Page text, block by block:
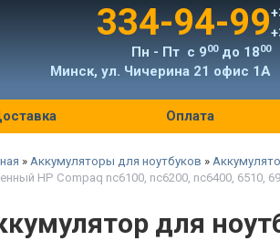
334-94-99
Пн - Пт с 900до 1800
Минск, ул. Чичерина 21 офис 1А
Оплата
» Аккумуляторы для ноутбуков »
HP Compaq nc6100, nc6200, nc6400, 6510,
для